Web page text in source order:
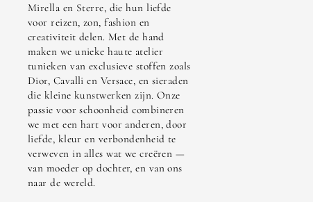
Mirella en Sterre, die hun liefde
voor reizen, zon, fashion en
creativiteit delen. Met de hand
maken we unieke haute atelier
tunieken van exclusieve stoffen zoals
Dior, Cavalli en Versace, en sieraden
die kleine kunstwerken zijn. Onze
passie voor schoonheid combineren
we met een hart voor anderen, door
liefde, kleur en verbondenheid te
verweven in alles wat we creëren —
van moeder op dochter, en van ons
naar de wereld.